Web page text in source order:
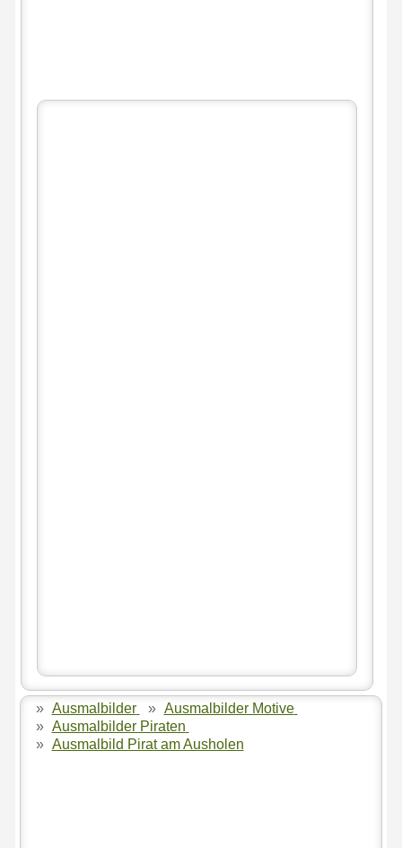
» Ausmalbilder » Ausmalbilder Motive
» Ausmalbilder Piraten
» Ausmalbild Pirat am Ausholen